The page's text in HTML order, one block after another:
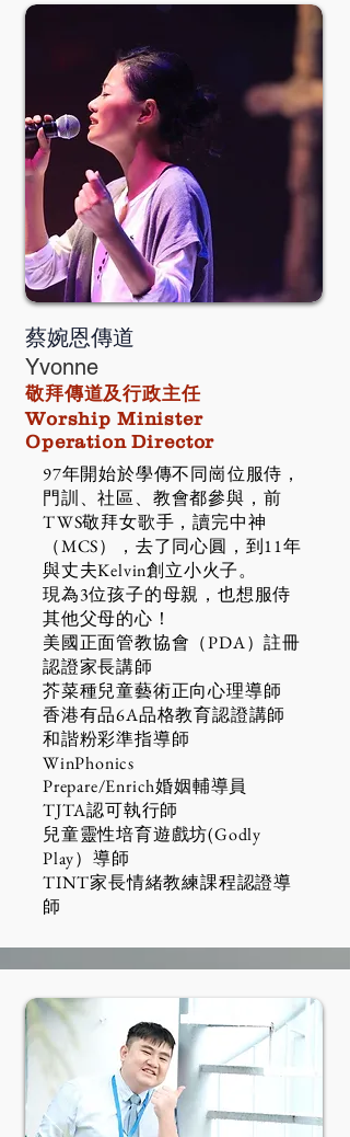
蔡婉恩傳道
Yvonne
敬拜傳道及行政主任
Worship Minister
Operation Director
97年開始於學傳不同崗位服侍，
門訓、社區、教會都參與，前
TWS敬拜女歌手，讀完中神
（MCS），去了同心圓，到11年
與丈夫Kelvin創立小火子。​
​現為3位孩子的母親，也想服侍
其他父母的心！
美國正面管教協會（PDA）註冊
認證家長講師
芥菜種兒童藝術正向心理導師
​香港有品6A品格教育認證講師
和諧粉彩準指導師
WinPhonics
Prepare/Enrich婚姻輔導員
​TJTA認可執行師
兒童靈性培育遊戲坊(Godly
Play）導師
TINT家長情緒教練課程認證導
師